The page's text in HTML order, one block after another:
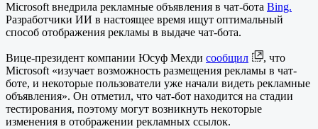
Microsoft внедрила рекламные объявления в чат-бота Bing.
Разработчики ИИ в настоящее время ищут оптимальный
способ отображения рекламы в выдаче чат-бота.
Вице-президент компании Юсуф Мехди сообщил
, что
Microsoft «изучает возможность размещения рекламы в чат-
боте, и некоторые пользователи уже начали видеть рекламные
объявления». Он отметил, что чат-бот находится на стадии
тестирования, поэтому могут возникнуть некоторые
изменения в отображении рекламных ссылок.